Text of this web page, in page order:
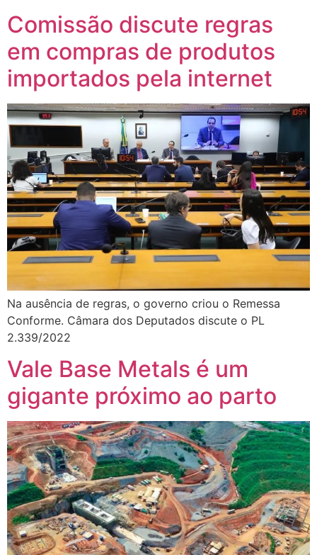
Comissão discute regras
em compras de produtos
importados pela internet
Na ausência de regras, o governo criou o Remessa
Conforme. Câmara dos Deputados discute o PL
2.339/2022
Vale Base Metals é um
gigante próximo ao parto